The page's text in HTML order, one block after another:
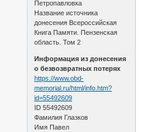
Петропавловка
Название источника
донесения Всероссийская
Книга Памяти. Пензенская
область. Том 2
Информация из донесения
о безвозвратных потерях
https://www.obd-
memorial.ru/html/info.htm?
id=55492609
ID 55492609
Фамилия Глазков
Имя Павел